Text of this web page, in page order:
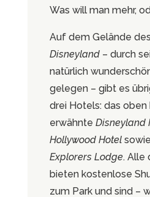
Was will man mehr,
Auf dem Gelände des
Disneyland– durch
natürlich
gelegen – gibt es
drei Hotels: das oben
erwähnte Disneyland
Hollywood Hotel
Explorers Lodge. Alle
bieten kostenlose
zum Park und sind –